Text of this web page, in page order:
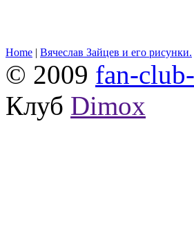
Home | Вячеслав Зайцев и его рисунки.
© 2009 fan-
Клуб Dimox